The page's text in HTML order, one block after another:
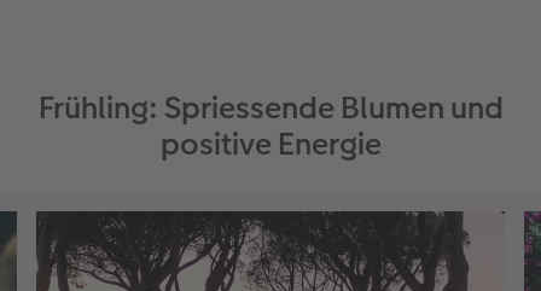
Kundengeschichten
Coffeetable Book «Art Collection»
Zubehör
Mehrteiler
Wandgestaltung
Zubehör
Foto-Leckerlidose
Neuheiten
Frühling: Spriessende Blumen und
positive Energie